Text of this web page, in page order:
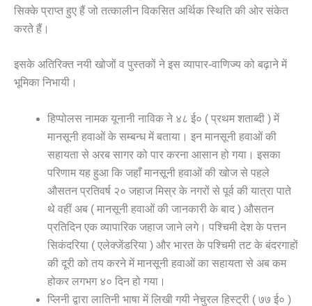
सिक्के प्राप्त हुए हैं जो तत्कालीन विकसित अर्थिक स्थिति की ओर संकेत
करते हैं।
इसके अतिरिक्त नयी खोजों व पुस्तकों ने इस व्यापार-वाणिज्य को बढ़ाने में
भूमिका निभायी।
हिप्पोलस नामक यूनानी नाविक ने ४८ ई० ( प्रथम शताब्दी ) में
मानसूनी हवाओं के सम्बन्ध में बताया। इन मानसूनी हवाओं की
सहायता से अरब सागर को पार करना आसान हो गया। इसका
परिणाम यह हुआ कि जहाँ मानसूनी हवाओं की खोज से पहले
औसतन प्रतिवर्ष २० जहाज मिस्र के नगरों से पूर्व की यात्रा पाते
थे वहीं अब ( मानसूनी हवाओं की जानकारी के बाद ) औसतन
प्रतिदिन एक व्यापारिक जहाज जाने लगे। पश्चिमी देश के पत्तन
सिकंदरिया ( एलेक्जेंडरिया ) और भारत के पश्चिमी तट के बंदरगाहों
की दूरी को तय करने में मानसूनी हवाओं का सहायता से अब कम
होकर लगभग ४० दिन हो गया।
प्लिनी द्वारा लातिनी भाषा में लिखी गयी नेचुरल हिस्ट्री ( ७७ ई० )